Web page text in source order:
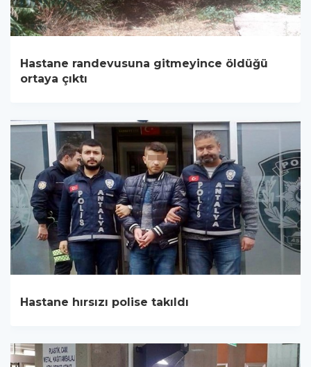
Hastane randevusuna gitmeyince öldüğü
ortaya çıktı
Hastane hırsızı polise takıldı